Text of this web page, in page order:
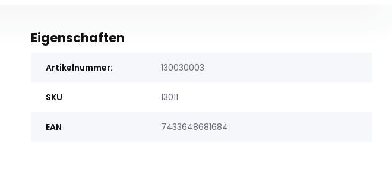
Eigenschaften
Artikelnummer: 130030003
SKU 13011
EAN 7433648681684